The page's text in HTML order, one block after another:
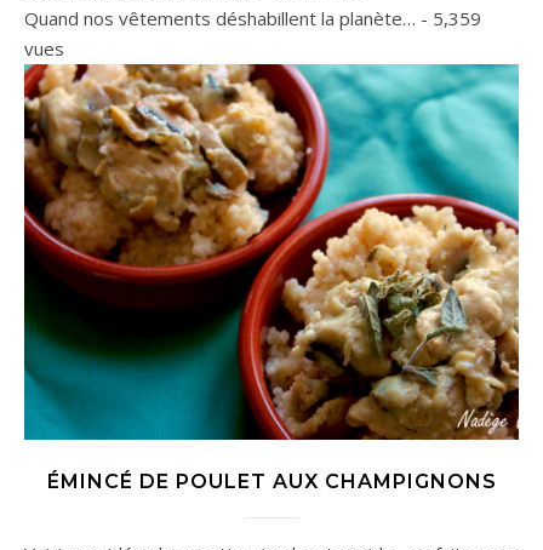
Quand nos vêtements déshabillent la planète… - 5,359
vues
ÉMINCÉ DE POULET AUX CHAMPIGNONS